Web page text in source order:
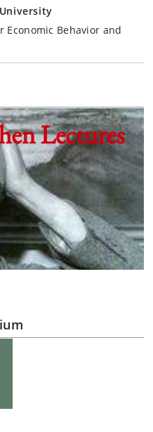
Economic Behavior and